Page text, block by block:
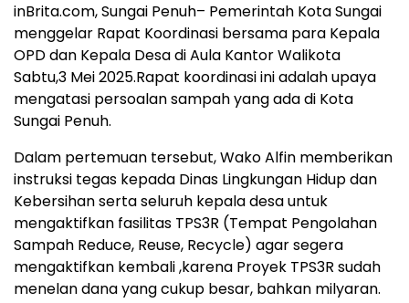
inBrita.com, Sungai Penuh– Pemerintah Kota Sungai
menggelar Rapat Koordinasi bersama para Kepala
OPD dan Kepala Desa di Aula Kantor Walikota
Sabtu,3 Mei 2025.Rapat koordinasi ini adalah upaya
mengatasi persoalan sampah yang ada di Kota
Sungai Penuh.
Dalam pertemuan tersebut, Wako Alfin memberikan
instruksi tegas kepada Dinas Lingkungan Hidup dan
Kebersihan serta seluruh kepala desa untuk
mengaktifkan fasilitas TPS3R (Tempat Pengolahan
Sampah Reduce, Reuse, Recycle) agar segera
mengaktifkan kembali ,karena Proyek TPS3R sudah
menelan dana yang cukup besar, bahkan milyaran.